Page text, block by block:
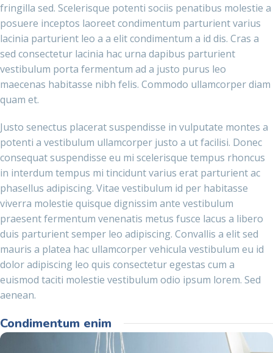
fringilla sed. Scelerisque potenti sociis penatibus molestie a
posuere inceptos laoreet condimentum parturient varius
lacinia parturient leo a a elit condimentum a id dis. Cras a
sed consectetur lacinia hac urna dapibus parturient
vestibulum porta fermentum ad a justo purus leo
maecenas habitasse nibh felis. Commodo ullamcorper diam
quam et.
Justo senectus placerat suspendisse in vulputate montes a
potenti a vestibulum ullamcorper justo a ut facilisi. Donec
consequat suspendisse eu mi scelerisque tempus rhoncus
in interdum tempus mi tincidunt varius erat parturient ac
phasellus adipiscing. Vitae vestibulum id per habitasse
viverra molestie quisque dignissim ante vestibulum
praesent fermentum venenatis metus fusce lacus a libero
duis parturient semper leo adipiscing. Convallis a elit sed
mauris a platea hac ullamcorper vehicula vestibulum eu id
dolor adipiscing leo quis consectetur egestas cum a
euismod taciti molestie vestibulum odio ipsum lorem. Sed
aenean.
Condimentum enim